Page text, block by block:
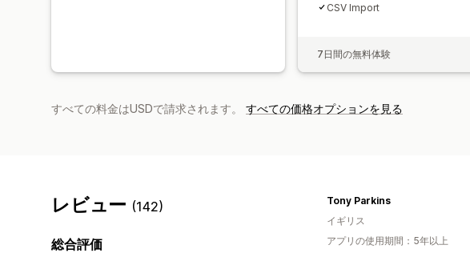
CSV Import
7日間の無料体験
すべての料金はUSDで請求されます。 すべての価格オプションを見る
レビュー (142)
総合評価
Tony Parkins
イギリス
アプリの使用期間：5年以上